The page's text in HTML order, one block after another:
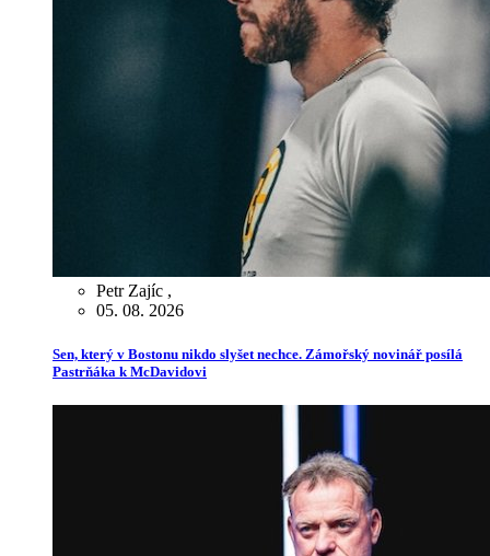
Petr Zajíc ,
05. 08. 2026
Sen, který v Bostonu nikdo slyšet nechce. Zámořský novinář posílá
Pastrňáka k McDavidovi